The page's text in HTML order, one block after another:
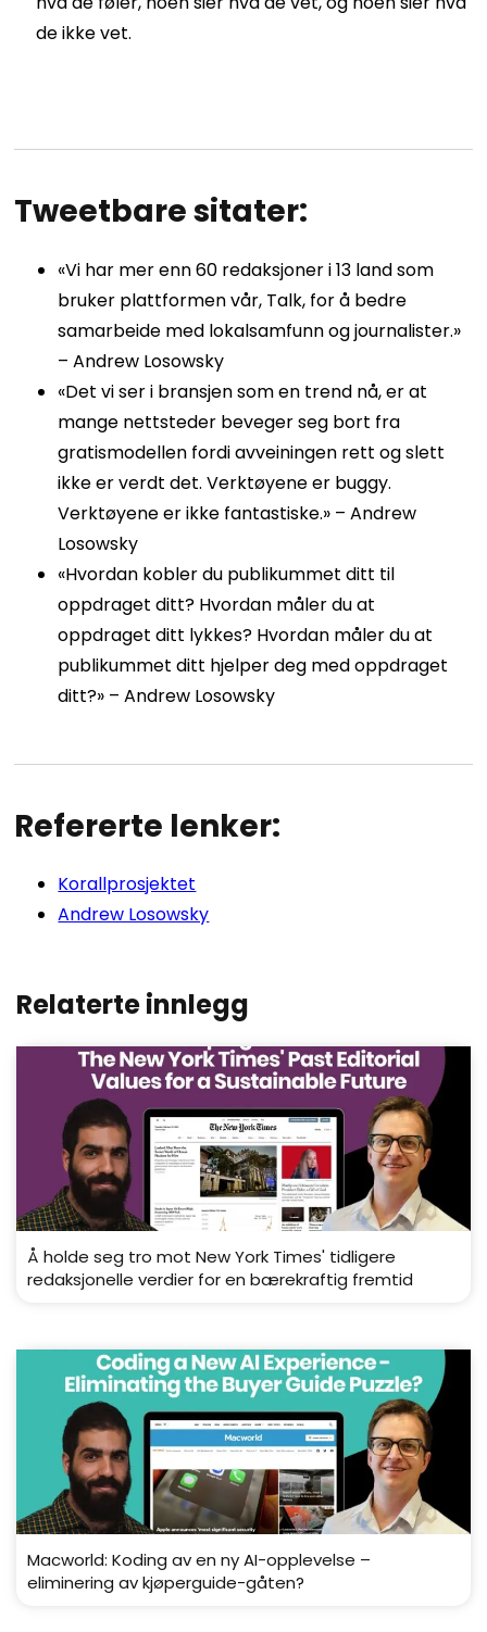
de ikke vet.
Tweetbare sitater:
«Vi har mer enn 60 redaksjoner i 13 land som
bruker plattformen vår, Talk, for å bedre
samarbeide med lokalsamfunn og journalister.»
– Andrew Losowsky
«Det vi ser i bransjen som en trend nå, er at
mange nettsteder beveger seg bort fra
gratismodellen fordi avveiningen rett og slett
ikke er verdt det. Verktøyene er buggy.
Verktøyene er ikke fantastiske.» – Andrew
Losowsky
«Hvordan kobler du publikummet ditt til
oppdraget ditt? Hvordan måler du at
oppdraget ditt lykkes? Hvordan måler du at
publikummet ditt hjelper deg med oppdraget
ditt?» – Andrew Losowsky
Refererte lenker:
Korallprosjektet
Andrew Losowsky
Relaterte innlegg
Å holde seg tro mot New York Times' tidligere
redaksjonelle verdier for en bærekraftig fremtid
Macworld: Koding av en ny AI-opplevelse –
eliminering av kjøperguide-gåten?